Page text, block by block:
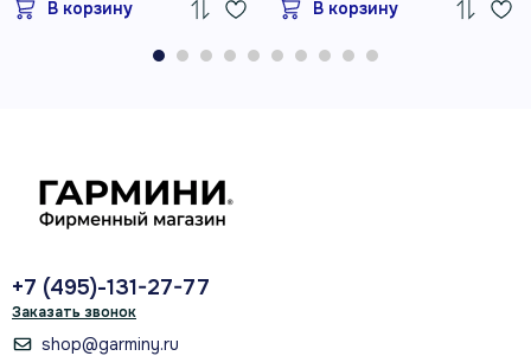
В корзину
В корзину
+7 (495)-131-27-77
Заказать звонок
shop@garminy.ru